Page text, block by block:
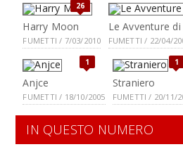
26
Harry Moon
FUMETTI / 7/03/2010
Le Avventure
FUMETTI / 22/04/
1
Anjce
FUMETTI / 18/10/2005
1
Straniero
FUMETTI / 20/11/
IN QUESTO NUMERO